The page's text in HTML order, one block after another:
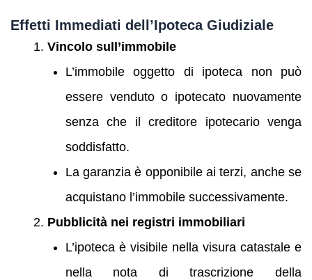
Effetti Immediati dell’Ipoteca Giudiziale
Vincolo sull’immobile
L’immobile oggetto di ipoteca non può
essere venduto o ipotecato nuovamente
senza che il creditore ipotecario venga
soddisfatto.
La garanzia è opponibile ai terzi, anche se
acquistano l’immobile successivamente.
Pubblicità nei registri immobiliari
L’ipoteca è visibile nella visura catastale e
nella nota di trascrizione della